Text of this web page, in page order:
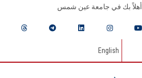
أهلاً بك في جامعة عين شمس
English